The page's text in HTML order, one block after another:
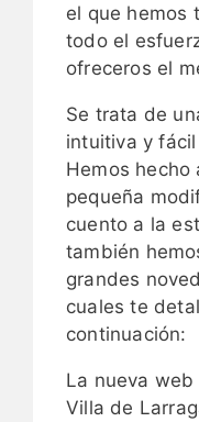
el que hemos
todo el
ofreceros el
Se trata de
intuitiva y
Hemos hecho
pequeña
cuento a la
también
grandes
cuales te
continuación:
La nueva
Villa de